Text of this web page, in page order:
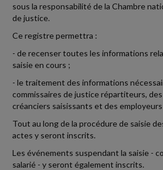
sous la responsabilité de la Chambre
de justice.
Ce registre permettra :
- de recenser toutes les informations
saisie en cours ;
- le traitement des informations
commissaires de justice répartiteurs,
créanciers saisissants et des
Tout au long de la procédure de saisie
actes y seront inscrits.
Les événements suspendant la saisie -
salarié - y seront également inscrits.